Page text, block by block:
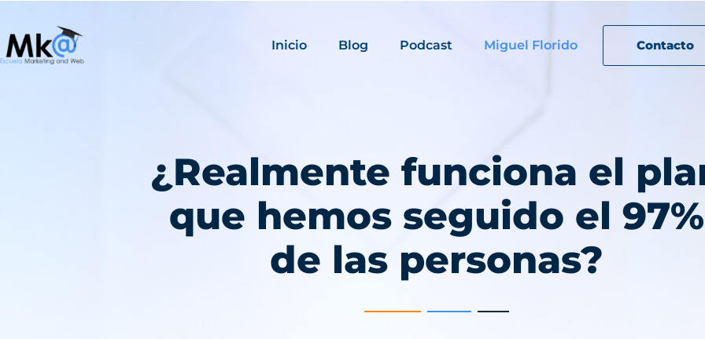
Inicio Blog Podcast Miguel Florido Contacto
¿Realmente funciona el
que hemos seguido el 97%
de las personas?